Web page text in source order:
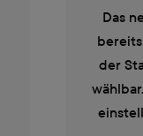
Das
der